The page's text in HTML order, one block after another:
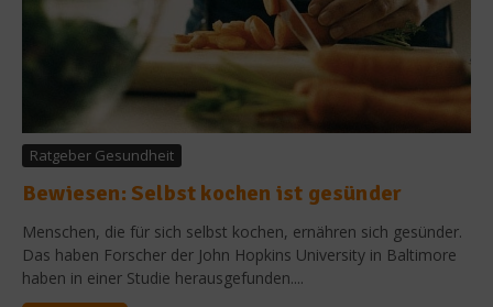
Ratgeber Gesundheit
Bewiesen: Selbst kochen ist gesünder
Menschen, die für sich selbst kochen, ernähren sich gesünder.
Das haben Forscher der John Hopkins University in Baltimore
haben in einer Studie herausgefunden....